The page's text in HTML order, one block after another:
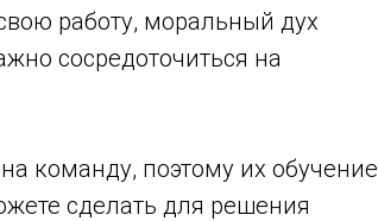
работу, моральный дух
сосредоточиться на
команду, поэтому их обучение
сделать для решения